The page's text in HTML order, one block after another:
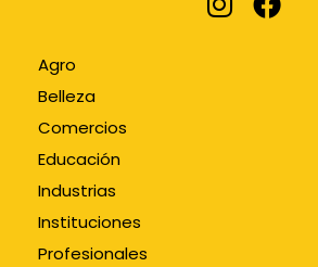
Agro
Belleza
Comercios
Educación
Industrias
Instituciones
Profesionales